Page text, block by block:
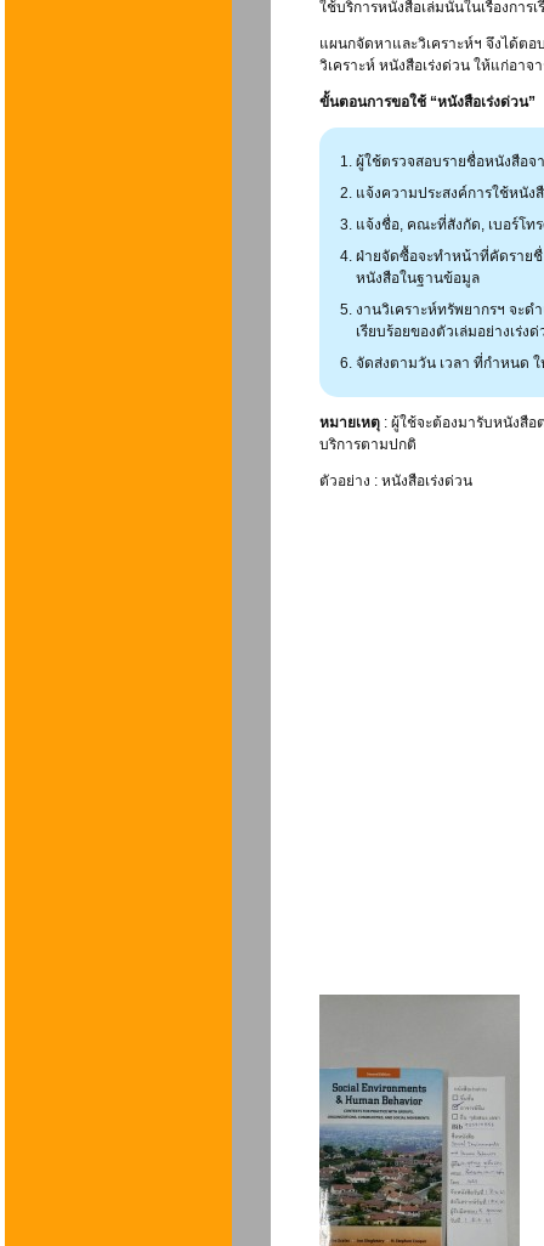
ใช้บริการหนังสือเล่มนั้นในเรื่องการ
แผนกจัดหาและวิเคราะห์ฯ จึงได้ต
วิเคราะห์ หนังสือเร่งด่วน ให้แก่อา
ขั้นตอนการขอใช้ “หนังสือเร่งด่วน”
ผู้ใช้ตรวจสอบรายชื่อหนังสือ
แจ้งความประสงค์การใช้หนัง
แจ้งชื่อ, คณะที่สังกัด, เบอร์โ
ฝ่ายจัดซื้อจะทำหน้าที่คัดรายชื่
หนังสือในฐานข้อมูล
งานวิเคราะห์ทรัพยากรฯ จะ
เรียบร้อยของตัวเล่มอย่างเร่งด่
จัดส่งตามวัน เวลา ที่กำหนด
หมายเหตุ : ผู้ใช้จะต้องมารับหนังสื
บริการตามปกติ
ตัวอย่าง : หนังสือเร่งด่วน